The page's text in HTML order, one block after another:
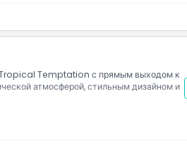
Tropical Temptation с прямым выходом к
атмосферой, стильным дизайном и